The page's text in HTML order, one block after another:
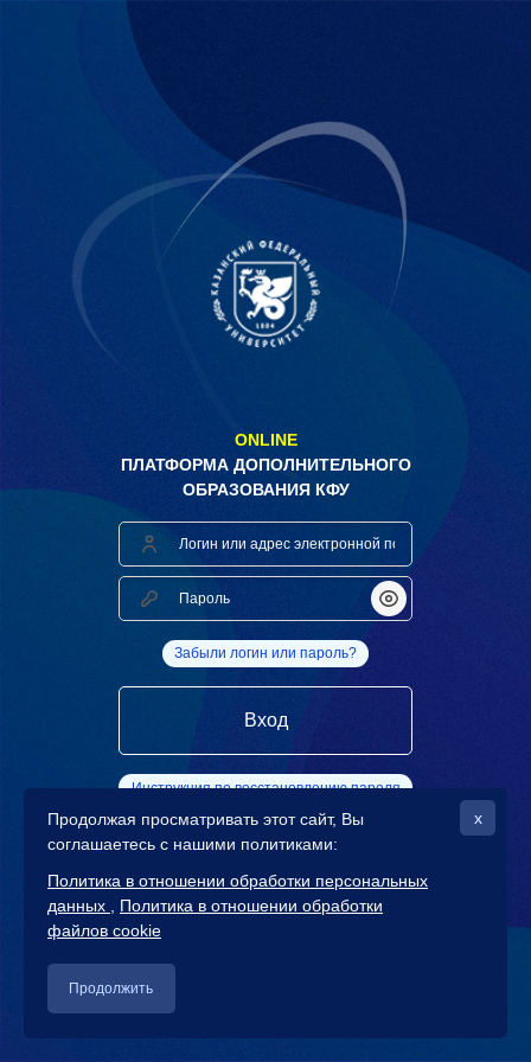
Перейти к основному содержанию
Продолжая просматривать этот сайт, Вы
соглашаетесь с нашими политиками:
Политика в отношении обработки персональных
данных
Политика в отношении обработки
файлов cookie
Продолжить
x
ONLINE
ПЛАТФОРМА ДОПОЛНИТЕЛЬНОГО
ОБРАЗОВАНИЯ КФУ
Логин или адрес электронной почты
Пароль
Показать/Скрыть
Забыли логин или пароль?
Вход
Инструкция по восстановлению пароля